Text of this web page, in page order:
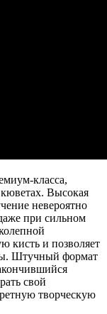
класса,
Высокая
невероятно
при сильном
кисть и позволяет
Штучный формат
свой
творческую